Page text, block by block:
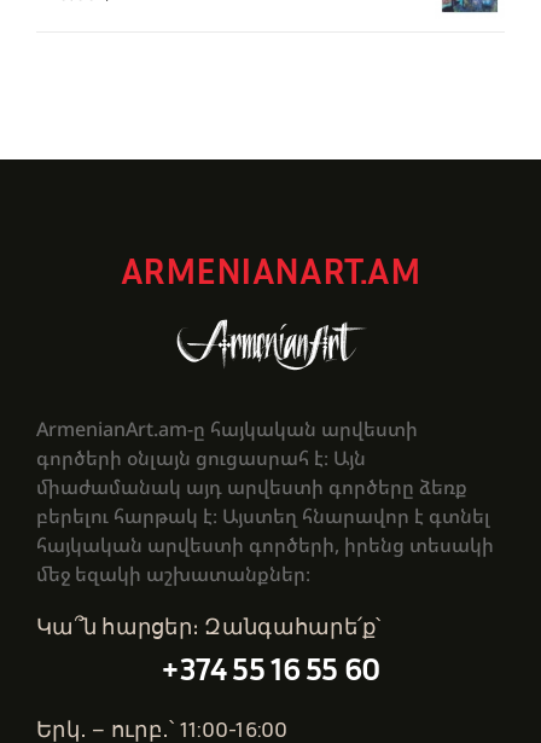
ARMENIANART.AM
ArmenianArt.am-ը հայկական արվեստի
գործերի օնլայն ցուցասրահ է։ Այն
միաժամանակ այդ արվեստի գործերը ձեռք
բերելու հարթակ է։ Այստեղ հնարավոր է գտնել
հայկական արվեստի գործերի, իրենց տեսակի
մեջ եզակի աշխատանքներ։
Կա՞ն հարցեր։ Զանգահարե՛ք՝
+374 55 16 55 60
Երկ․ – ուրբ․՝ 11:00-16:00